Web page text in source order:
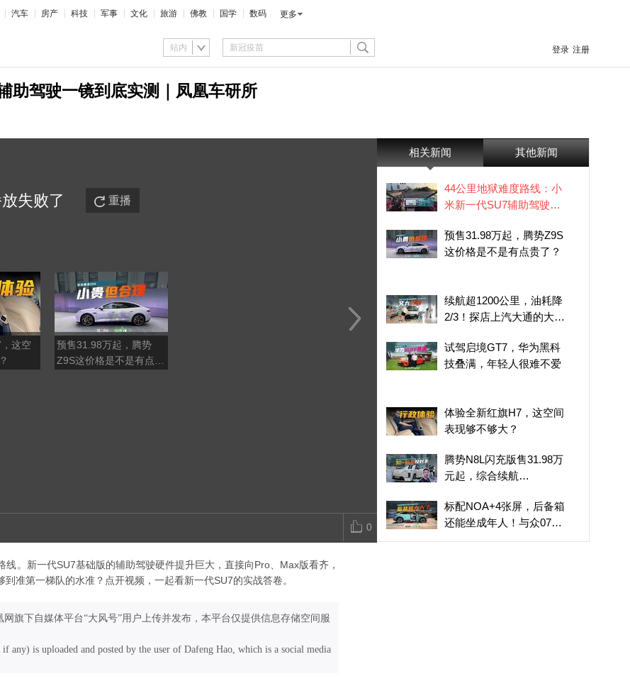
汽车 房产 科技 军事 文化 旅游 佛教 国学 数码 更多
站内 登录 注册
助驾驶一镜到底实测｜凤凰车研所
失败了 重播
这空
预售31.98万起，腾势
Z9S这价格是不是有点贵
10大全球第一！一分钟
红旗智能化跟上了？体验
全新红旗H7智能座舱
0
相关新闻 其他新闻
44公里地狱难度路线：小
米新一代SU7辅助驾驶一
预售31.98万起，腾势Z9S
这价格是不是有点贵了？
续航超1200公里，油耗降
2/3！探店上汽大通的大拿
试驾启境GT7，华为黑科
技叠满，年轻人很难不爱
体验全新红旗H7，这空间
表现够不够大？
腾势N8L闪充版售31.98万
元起，综合续航
持
标配NOA+4张屏，后备箱
还能坐成年人！与众07比
MONA M03好？
。新一代SU7基础版的辅助驾驶硬件提升巨大，直接向Pro、Max版看齐，
准第一梯队的水准？点开视频，一起看新一代SU7的实战答卷。
旗下自媒体平台“大风号”用户上传并发布，本平台仅提供信息存储空间服
any) is uploaded and posted by the user of Dafeng Hao, which is a social media